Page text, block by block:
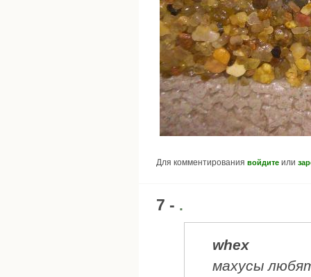
Для комментирования войдите или
7 - .
whex
махусы